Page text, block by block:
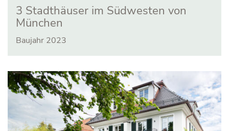
3 Stadthäuser im Südwesten von
München
Baujahr 2023